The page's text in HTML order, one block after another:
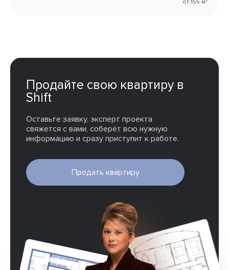
от 155 м²
Продайте свою квартиру в
Shift
Оставьте заявку, эксперт проекта
свяжется с вами, соберёт всю нужную
информацию и сразу приступит к работе.
Продать квартиру